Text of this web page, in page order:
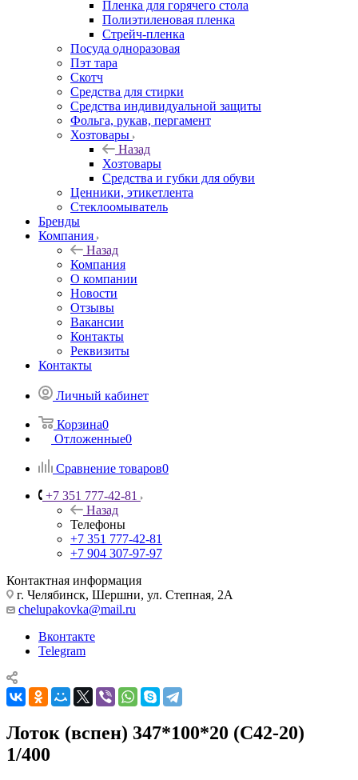
Пленка для горячего стола
Полиэтиленовая пленка
Стрейч-пленка
Посуда одноразовая
Пэт тара
Скотч
Средства для стирки
Средства индивидуальной защиты
Фольга, рукав, пергамент
Хозтовары
Назад
Хозтовары
Средства и губки для обуви
Ценники, этикетлента
Стеклоомыватель
Бренды
Компания
Назад
Компания
О компании
Новости
Отзывы
Вакансии
Контакты
Реквизиты
Контакты
Личный кабинет
Корзина0
Отложенные0
Сравнение товаров0
+7 351 777-42-81
Назад
Телефоны
+7 351 777-42-81
+7 904 307-97-97
Контактная информация
г. Челябинск, Шершни, ул. Степная, 2А
chelupakovka@mail.ru
Вконтакте
Telegram
Лоток (вспен) 347*100*20 (С42-20)
1/400